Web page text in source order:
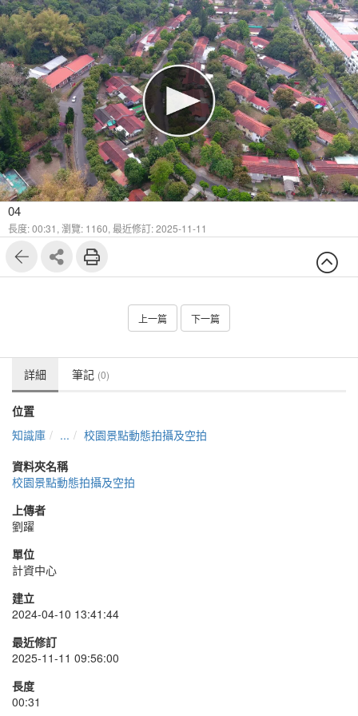
04
長度: 00:31, 瀏覽: 1160, 最近修訂: 2025-11-11
上一篇 下一篇
詳細 筆記 (0)
位置
知識庫
...
校園景點動態拍攝及空拍
資料夾名稱
校園景點動態拍攝及空拍
上傳者
劉躍
單位
計資中心
建立
2024-04-10 13:41:44
最近修訂
2025-11-11 09:56:00
長度
00:31